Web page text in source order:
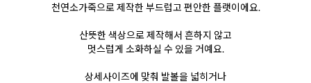
천연소가죽으로 제작한 부드럽고 편안한 플랫이에요.
산뜻한 색상으로 제작해서 흔하지 않고
멋스럽게 소화하실 수 있을 거예요.
상세사이즈에 맞춰 발볼을 넓히거나